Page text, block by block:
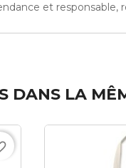
et
DANS LA